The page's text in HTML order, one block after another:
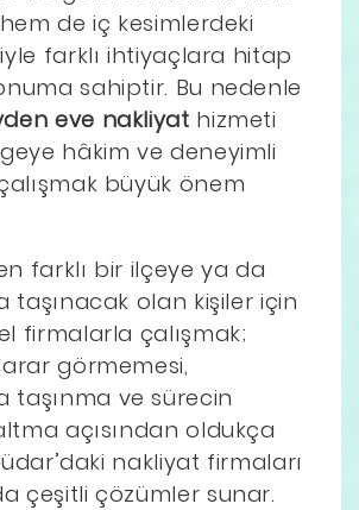
de iç kesimlerdeki
farklı ihtiyaçlara hitap
sahiptir. Bu nedenle
eve nakliyat hizmeti
hâkim ve deneyimli
büyük önem
farklı bir ilçeye ya da
taşınacak olan kişiler için
firmalarla çalışmak;
görmemesi,
taşınma ve sürecin
açısından oldukça
nakliyat firmaları
çeşitli çözümler sunar.